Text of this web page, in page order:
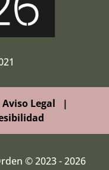
Aviso Legal |
© 2023 - 2026